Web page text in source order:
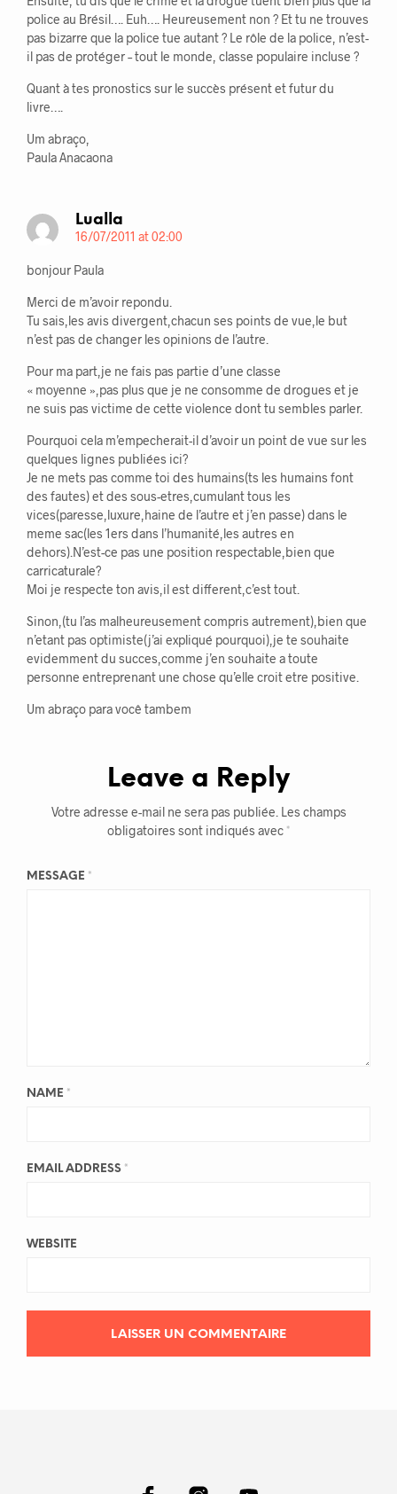
police au Brésil…. Euh…. Heureusement non ? Et tu ne trouves
pas bizarre que la police tue autant ? Le rôle de la police, n’est-
il pas de protéger – tout le monde, classe populaire incluse ?
Quant à tes pronostics sur le succès présent et futur du
livre….
Um abraço,
Paula Anacaona
Lualla
16/07/2011 at 02:00
bonjour Paula
Merci de m’avoir repondu.
Tu sais,les avis divergent,chacun ses points de vue,le but
n’est pas de changer les opinions de l’autre.
Pour ma part,je ne fais pas partie d’une classe
« moyenne »,pas plus que je ne consomme de drogues et je
ne suis pas victime de cette violence dont tu sembles parler.
Pourquoi cela m’empecherait-il d’avoir un point de vue sur les
quelques lignes publiées ici?
Je ne mets pas comme toi des humains(ts les humains font
des fautes) et des sous-etres,cumulant tous les
vices(paresse,luxure,haine de l’autre et j’en passe) dans le
meme sac(les 1ers dans l’humanité,les autres en
dehors).N’est-ce pas une position respectable,bien que
carricaturale?
Moi je respecte ton avis,il est different,c’est tout.
Sinon,(tu l’as malheureusement compris autrement),bien que
n’etant pas optimiste(j’ai expliqué pourquoi),je te souhaite
evidemment du succes,comme j’en souhaite a toute
personne entreprenant une chose qu’elle croit etre positive.
Um abraço para você tambem
Leave a Reply
Votre adresse e-mail ne sera pas publiée. Les champs
obligatoires sont indiqués avec *
MESSAGE *
NAME *
EMAIL ADDRESS *
WEBSITE